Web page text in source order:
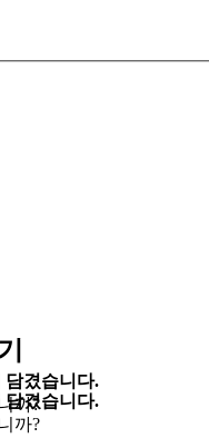
담겼습니다.
까?
담겼습니다.
까?